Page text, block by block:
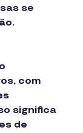
se
com
significa
de